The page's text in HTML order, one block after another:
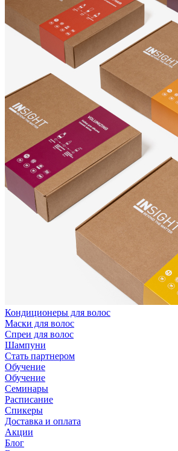
Кондиционеры для волос
Маски для волос
Спреи для волос
Шампуни
Стать партнером
Обучение
Обучение
Семинары
Расписание
Спикеры
Доставка и оплата
Акции
Блог